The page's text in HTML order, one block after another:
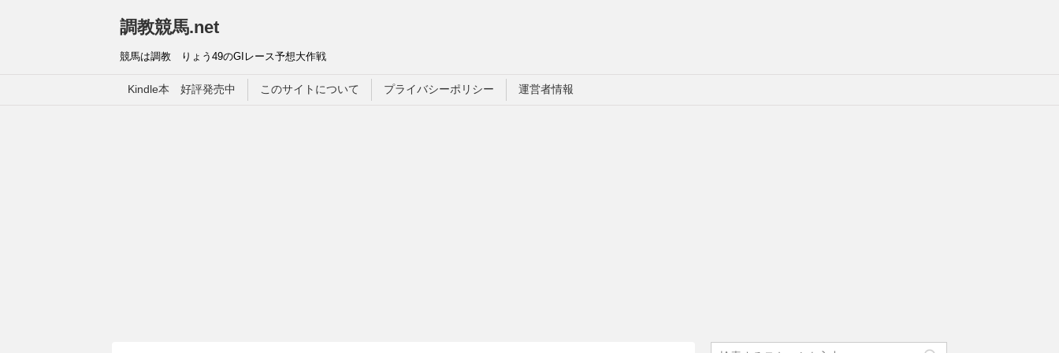
調教競馬.net
競馬は調教 りょう49のGIレース予想大作戦
Kindle本 好評発売中 このサイトについて プライバシーポリシー 運営者情報